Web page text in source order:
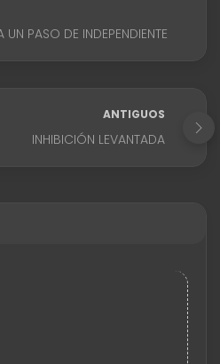
PASO DE INDEPENDIENTE
ANTIGUOS
INHIBICIÓN LEVANTADA